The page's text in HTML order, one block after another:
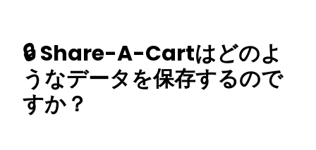
🔒 Share-A-Cartはどのよ
うなデータを保存するので
すか？